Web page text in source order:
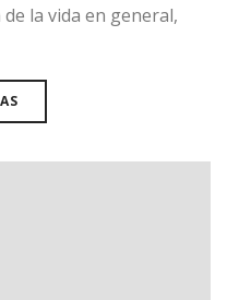
la vida en general,